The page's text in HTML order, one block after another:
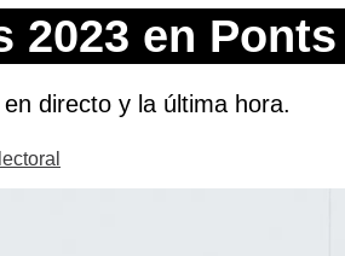
2023 en Ponts
directo y la última hora.